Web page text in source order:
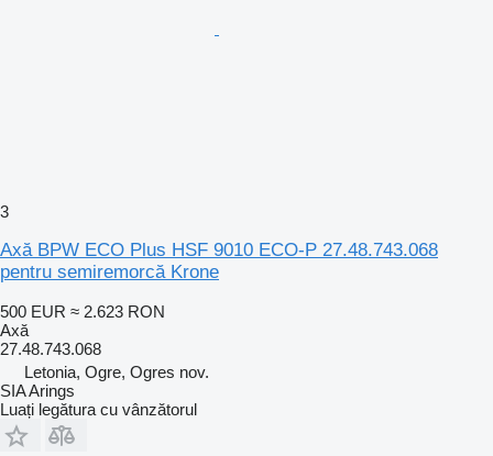
3
Axă BPW ECO Plus HSF 9010 ECO-P 27.48.743.068
pentru semiremorcă Krone
500 EUR ≈ 2.623 RON
Axă
27.48.743.068
Letonia, Ogre, Ogres nov.
SIA Arings
Luați legătura cu vânzătorul